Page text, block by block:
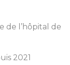
de l’hôpital de
2021